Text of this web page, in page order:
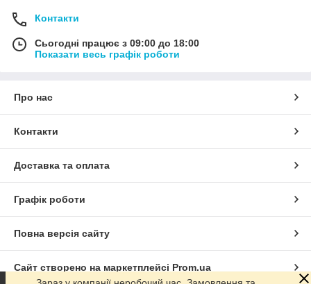
Контакти
Сьогодні працює з 09:00 до 18:00
Показати весь графік роботи
Про нас
Контакти
Доставка та оплата
Графік роботи
Повна версія сайту
Сайт створено на маркетплейсі Prom.ua